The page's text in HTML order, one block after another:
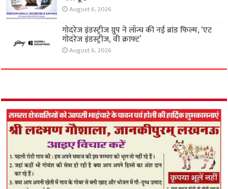
August 6, 2026
गोदरेज इंडस्ट्रीज ग्रुप ने लॉन्च की नई ब्रांड फिल्म, ‘एट
गोदरेज इंडस्ट्रीज, वी क्राफ्ट’
August 6, 2026